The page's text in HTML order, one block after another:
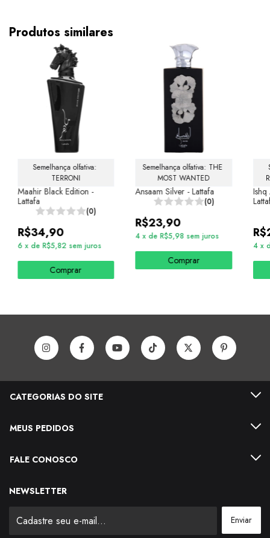
Produtos similares
Semelhança olfativa:
TERRONI
Maahir Black Edition -
Lattafa
(0)
R$34,90
6 x de R$5,82 sem juros
Comprar
Semelhança olfativa: THE
MOST WANTED
Ansaam Silver - Lattafa
(0)
R$23,90
4 xdeR$5,98 sem juros
Comprar
4 x
CATEGORIAS DO SITE
MEUS PEDIDOS
FALE CONOSCO
NEWSLETTER